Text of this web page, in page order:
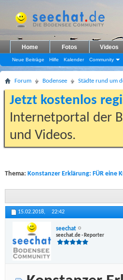
Home Fotos Videos
Neue Beiträge Hilfe Kalender Community
Forum Bodensee Städte rund um
Jetzt kostenlos
Internetportal der
und Videos.
Thema: Konstanzer Erklärung: FÜR eine
15.02.2018, 22:42
seechat
seechat.de - Reporter